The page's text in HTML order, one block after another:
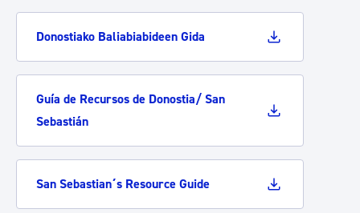
Donostiako Baliabiabideen Gida
Guía de Recursos de Donostia/ San
Sebastián
San Sebastian´s Resource Guide